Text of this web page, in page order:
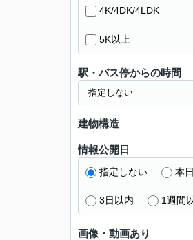
4K/4DK/4LDK
5K以上
駅・バス停からの時間
建物構造
情報公開日
指定しない 本日
3日以内 1週間
画像・動画あり